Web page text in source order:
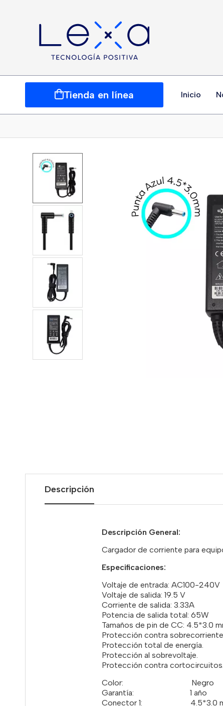
Tienda en línea Inicio
Descripción
Descripción General:
Cargador de corriente para
Especificaciones:
Voltaje de entrada: AC100-240V
Voltaje de salida: 19.5 V
Corriente de salida: 3.33A
Potencia de salida total: 65W
Tamaños de pin de CC: 4.5*3.0
Protección contra
Protección total de energía.
Protección al sobrevoltaje.
Protección contra cortocircuitos.
Color: Negro
Garantía: 1 año
Conector 1: 4.5*3.0 mm